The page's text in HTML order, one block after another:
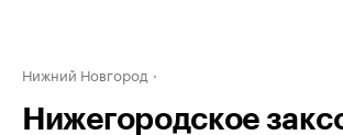
Нижний Новгород
Нижегородское